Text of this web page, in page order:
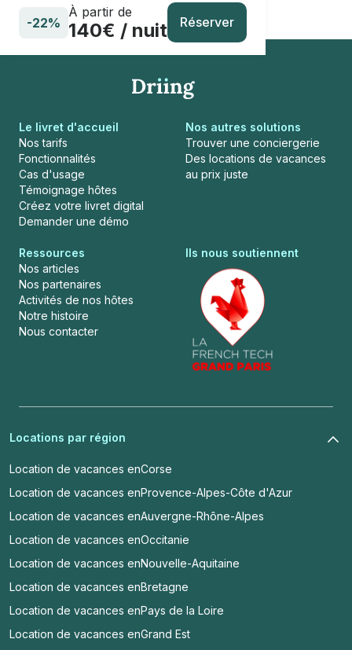
-22%
À partir de
140€ / nuit Réserver
Le livret d'accueil
Nos tarifs
Fonctionnalités
Cas d'usage
Témoignage hôtes
Créez votre livret digital
Demander une démo
Nos autres solutions
Trouver une conciergerie
Des locations de vacances
au prix juste
Ressources
Nos articles
Nos partenaires
Activités de nos hôtes
Notre histoire
Nous contacter
Ils nous soutiennent
Locations par région
Location de vacances enCorse
Location de vacances enProvence-Alpes-Côte d'Azur
Location de vacances enAuvergne-Rhône-Alpes
Location de vacances enOccitanie
Location de vacances enNouvelle-Aquitaine
Location de vacances enBretagne
Location de vacances enPays de la Loire
Location de vacances enGrand Est